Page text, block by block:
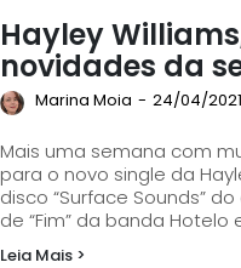
Hayley
novidades da
Marina Moia - 24/04/
Mais uma semana com
para o novo single da
disco “Surface Sounds” do cantor KALEO. Falando sobre
de “Fim” da banda Hotelo
Leia Mais >